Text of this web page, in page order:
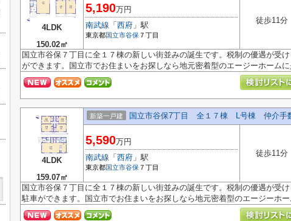
4LDK
150.02㎡
5,190万円
南武線 「 西府 」駅
東京都国立市谷保 ７丁目
徒歩11分
国立市谷保７丁目に全１７棟の新しい街並みの誕生です。税制の優遇が受
ができます。国立市でお住まいをお探しなら地元密着型のエージーホーム
4LDK
159.07㎡
新築一戸建 国立市谷保7丁目 全１７棟 L号棟 仲介手
5,590万円
南武線 「 西府 」駅
東京都国立市谷保 ７丁目
徒歩11分
国立市谷保７丁目に全１７棟の新しい街並みの誕生です。税制の優遇が受
駐車ができます。国立市でお住まいをお探しなら地元密着型のエージーホ